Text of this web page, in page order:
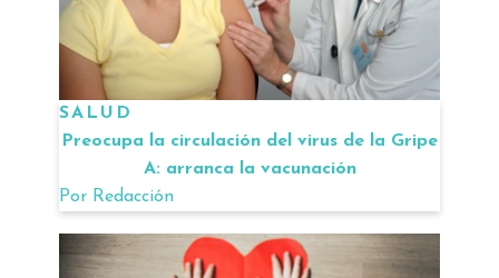
SALUD
Preocupa la circulación del virus de la Gripe
A: arranca la vacunación
Por Redacción